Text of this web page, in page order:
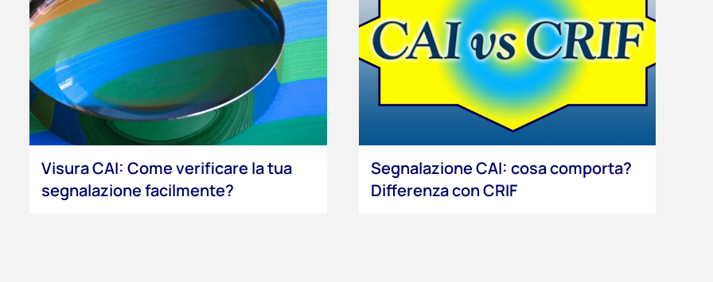
Visura CAI: Come verificare la tua
segnalazione facilmente?
Segnalazione CAI: cosa comporta?
Differenza con CRIF